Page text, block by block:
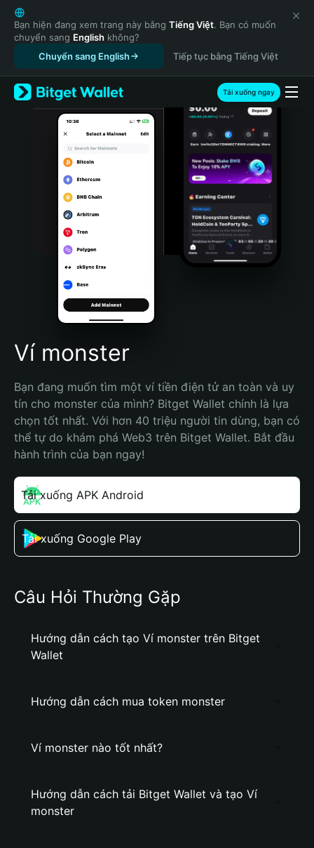
English
日本語
Tiếng Việt
Русский
Español (Latinoamérica)
Türkçe
Italiano
Português (Portugal)
Bahasa Indonesia
Português (Brasil)
Español (Argentina)
Bạn hiện đang xem trang này bằng Tiếng Việt. Bạn có muốn
chuyển sang English không?
Chuyển sang English
Tiếp tục bằng Tiếng Việt
Tải xuống ngay
Ví monster
Bạn đang muốn tìm một ví tiền điện tử an toàn và uy
tín cho monster của mình? Bitget Wallet chính là lựa
chọn tốt nhất. Với hơn 40 triệu người tin dùng, bạn có
thể tự do khám phá Web3 trên Bitget Wallet. Bắt đầu
hành trình của bạn ngay!
Tải xuống APK Android
Tải xuống Google Play
Câu Hỏi Thường Gặp
Hướng dẫn cách tạo Ví monster trên Bitget
Wallet
Hướng dẫn cách mua token monster
Ví monster nào tốt nhất?
Hướng dẫn cách tải Bitget Wallet và tạo Ví
monster